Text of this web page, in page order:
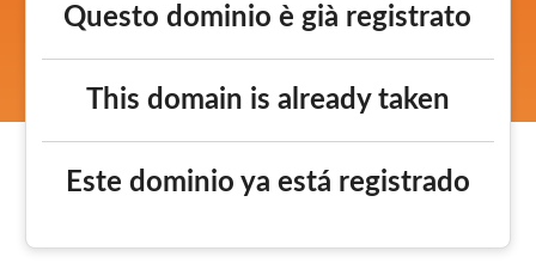
Questo dominio è già registrato
This domain is already taken
Este dominio ya está registrado